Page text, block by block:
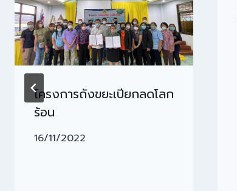
โครงการถังขยะเปียกลดโลก
ร้อน
16/11/2022